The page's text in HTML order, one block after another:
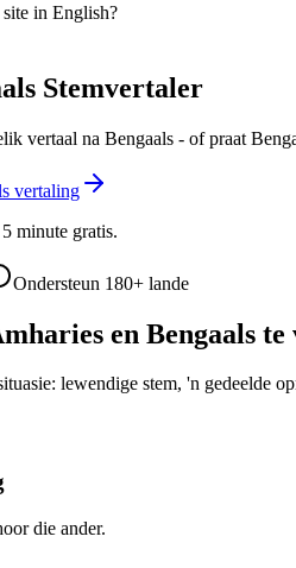
in English?
Stemvertaler
vertaal na Bengaals - of praat
vertaling
minute gratis.
Ondersteun 180+ lande
en Bengaals
lewendige stem, 'n gedeelde
die ander.